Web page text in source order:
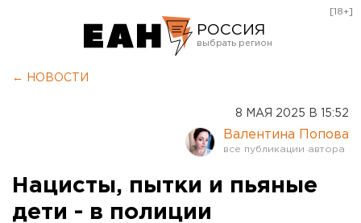
РОССИЯ
Курган
Оренбург
[18+]
← НОВОСТИ
8 МАЯ 2025 В 15:52
Валентина Попова
Нацисты, пытки и пьяные
дети - в полиции